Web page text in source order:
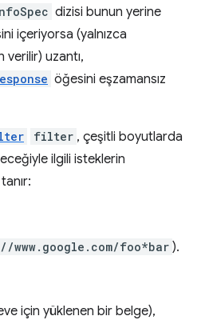
dizisi bunun yerine
içeriyorsa (yalnızca
verilir) uzantı,
öğesini eşzamansız
filter , çeşitli boyutlarda
ilgili isteklerin
www.google.com/foo*bar ).
için yüklenen bir belge),